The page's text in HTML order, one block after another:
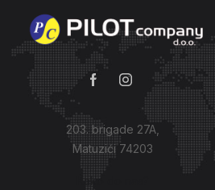
203. brigade 27A,
Matuzići 74203
Kako do nas?